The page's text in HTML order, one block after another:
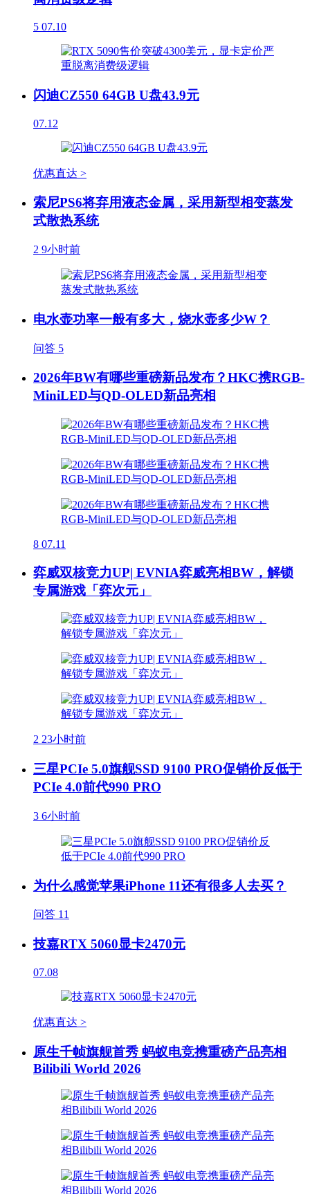
5 07.10
闪迪CZ550 64GB U盘43.9元
07.12
优惠直达 >
索尼PS6将弃用液态金属，采用新型相变蒸发
式散热系统
2 9小时前
电水壶功率一般有多大，烧水壶多少W？
问答 5
2026年BW有哪些重磅新品发布？HKC携RGB-
MiniLED与QD-OLED新品亮相
8 07.11
弈威双核竞力UP| EVNIA弈威亮相BW，解锁
专属游戏「弈次元」
2 23小时前
三星PCIe 5.0旗舰SSD 9100 PRO促销价反低于
PCIe 4.0前代990 PRO
3 6小时前
为什么感觉苹果iPhone 11还有很多人去买？
问答 11
技嘉RTX 5060显卡2470元
07.08
优惠直达 >
原生千帧旗舰首秀 蚂蚁电竞携重磅产品亮相
Bilibili World 2026